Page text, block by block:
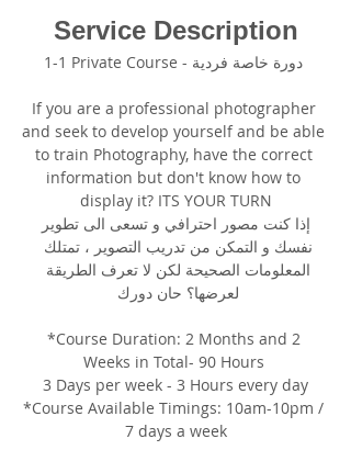
Service Description
If you are a professional photographer
and seek to develop yourself and be able
to train Photography, have the correct
information but don't know how to
display it? ITS YOUR TURN
إذا كنت مصور احترافي و تسعى الى تطوير
نفسك و التمكن من تدريب التصوير ، تمتلك
المعلومات الصحيحة لكن لا تعرف الطريقة
لعرضها؟ حان دورك
*Course Duration: 2 Months and 2
Weeks in Total- 90 Hours
3 Days per week - 3 Hours every day
*Course Available Timings: 10am-10pm /
7 days a week